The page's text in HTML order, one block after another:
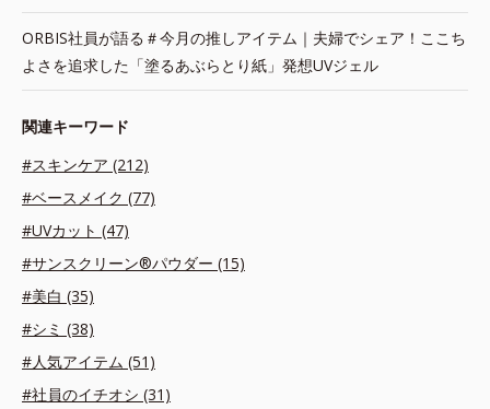
ORBIS社員が語る＃今月の推しアイテム｜夫婦でシェア！ここち
よさを追求した「塗るあぶらとり紙」発想UVジェル
関連キーワード
#スキンケア (212)
#ベースメイク (77)
#UVカット (47)
#サンスクリーン®パウダー (15)
#美白 (35)
#シミ (38)
#人気アイテム (51)
#社員のイチオシ (31)